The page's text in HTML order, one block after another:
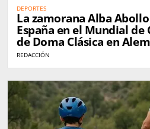
DEPORTES
La zamorana Alba
España en el Mundial de
de Doma Clásica en
REDACCIÓN